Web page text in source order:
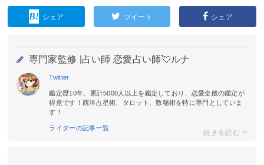
シェア ツイート シェア
専門家監修 | 占い師 恋愛占い師💘ルナ
Twitter
鑑定歴10年、累計5000人以上を鑑定しており、恋愛全般の鑑定が
得意です！西洋占星術、タロット、数秘術を特に専門としていま
す！
ライターの記事一覧